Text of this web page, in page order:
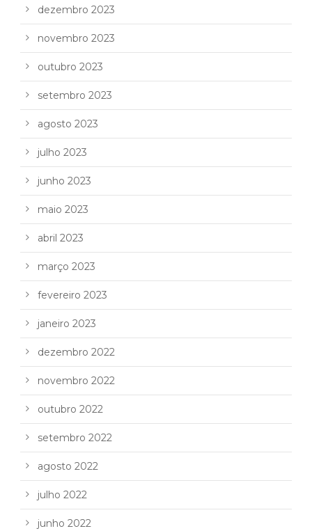
dezembro 2023
novembro 2023
outubro 2023
setembro 2023
agosto 2023
julho 2023
junho 2023
maio 2023
abril 2023
março 2023
fevereiro 2023
janeiro 2023
dezembro 2022
novembro 2022
outubro 2022
setembro 2022
agosto 2022
julho 2022
junho 2022